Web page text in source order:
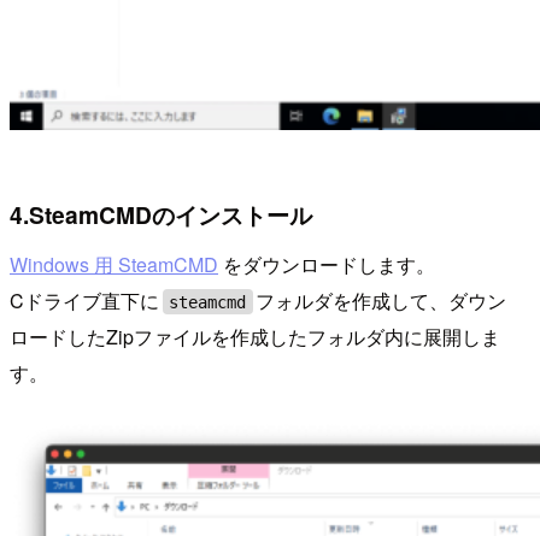
4.SteamCMDのインストール
Windows 用 SteamCMD をダウンロードします。
Cドライブ直下に
steamcmd フォルダを作成して、ダウン
ロードしたZipファイルを作成したフォルダ内に展開しま
す。